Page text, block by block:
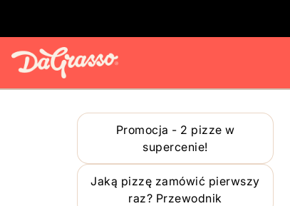
Promocja - 2 pizze w
supercenie!
Jaką pizzę zamówić pierwszy
raz? Przewodnik